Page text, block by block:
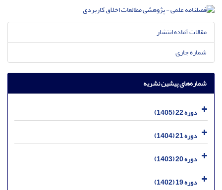
مقالات آماده انتشار
شماره جاری
شماره‌های پیشین نشریه
دوره 22 (1405)
دوره 21 (1404)
دوره 20 (1403)
دوره 19 (1402)